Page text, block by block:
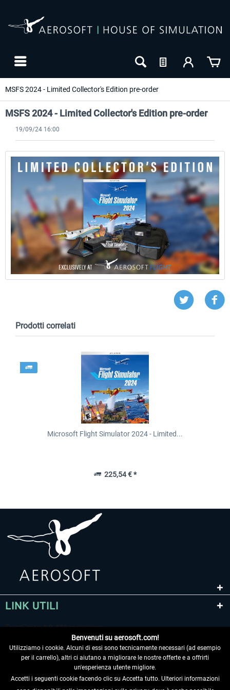
MSFS 2024 - Limited Collector's Edition pre-order
MSFS 2024 - Limited Collector's Edition pre-order
19/09/24 16:00
Prodotti correlati
Microsoft Flight Simulator 2024 - Limited...
225,54 € *
LINK UTILI
Benvenuti su aerosoft.com!
Utilizziamo i cookie. Alcuni di essi sono tecnicamente necessari (ad esempio
per il carrello), altri ci aiutano a migliorare le nostre offerte e a offrirti
un'esperienza utente migliore.
Accetti i seguenti cookie facendo clic su Accetta tutto. Ulteriori informazioni